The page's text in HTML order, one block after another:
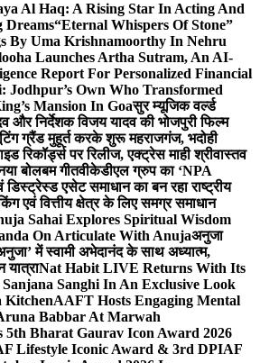
Al Haq: A Rising Star In Acting And
Dreams“Eternal Whispers Of Stone”
By Uma Krishnamoorthy In Nehru
Launches Artha Sutram, An AI-
Report For Personalized Financial
Jodhpur’s Own Who Transformed
Mansion In Goaसुर म्यूजिक वर्ल्ड
और निर्देशक विजय यादव की भोजपुरी फिल्म
ग्रैंड मुहूर्त करके शुरू महराजगंज, भदोही
रिकॉर्ड्स पर रिलीज, एक्ट्रेस माही श्रीवास्तव
बोलबम गीतवीकेडीएल ग्रुप का ‘NPA
डिस्ट्रेस्ड एसेट समाधान का बन रहा राष्ट्रीय
एवं वित्तीय क्षेत्र के लिए समग्र समाधान
Sahai Explores Spiritual Wisdom
On Articulate With Anujaअनुजा
में स्वामी अभेदानंद के साथ अध्यात्म,
Nat Habit LIVE Returns With Its
Sanghi In An Exclusive Look
KitchenAAFT Hosts Engaging Mental
Babbar At Marwah
5th Bharat Gaurav Icon Award 2026
Lifestyle Iconic Award & 3rd DPIAF